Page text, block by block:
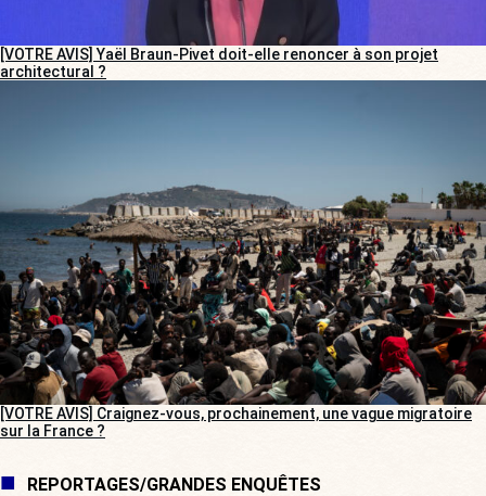
[VOTRE AVIS] Yaël Braun-Pivet doit-elle renoncer à son projet
architectural ?
[VOTRE AVIS] Craignez-vous, prochainement, une vague migratoire
sur la France ?
REPORTAGES/GRANDES ENQUÊTES